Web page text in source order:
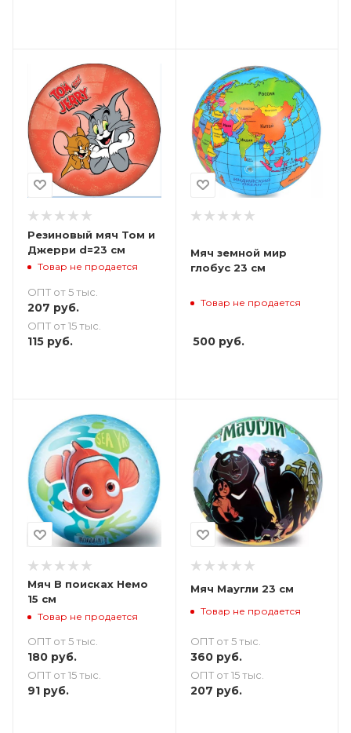
Резиновый мяч Том и
Джерри d=23 см
Товар не продается
ОПТ от 5 тыс.
207 руб.
ОПТ от 15 тыс.
115 руб.
Мяч земной мир
глобус 23 см
Товар не продается
500руб.
Мяч В поисках Немо
15 см
Товар не продается
ОПТ от 5 тыс.
180 руб.
ОПТ от 15 тыс.
91 руб.
Мяч Маугли 23 см
Товар не продается
ОПТ от 5 тыс.
360руб.
ОПТ от 15 тыс.
207 руб.